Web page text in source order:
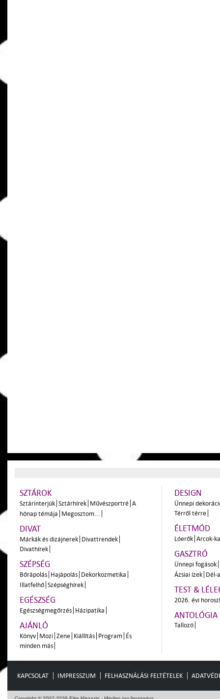
SZTÁROK
Sztárinterjúk Sztárhírek Művészportré A
hónap témája Megosztom...
DIVAT
Márkák és dizájnerek Divattrendek
Divathírek
SZÉPSÉG
Bőrápolás Hajápolás Dekorkozmetika
Illatfelhő Szépséghírek
EGÉSZSÉG
Egészségmegőrzés Házipatika
AJÁNLÓ
Könyv Mozi Zene Kiállítás Program És
minden más
DESIGN
Ünnepi
Térről térre
ÉLETMÓD
Lóerők Arcok-
GASZTRÓ
Ünnepi fogások
Ázsiai ízek Dél-
TEST &
2026. évi
ANTOLÓGIA
Tallozó
KAPCSOLAT IMPRESSZUM FELHASZNÁLÁSI FELTÉTELEK